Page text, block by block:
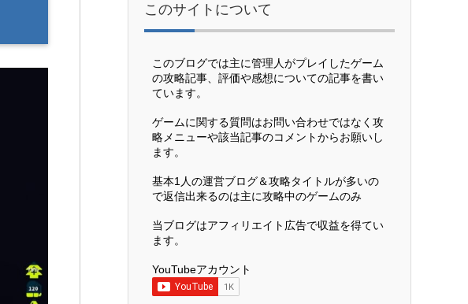
このサイトについて
このブログでは主に管理人がプレイしたゲーム
の攻略記事、評価や感想についての記事を書い
ています。
ゲームに関する質問はお問い合わせではなく攻
略メニューや該当記事のコメントからお願いし
ます。
基本1人の運営ブログ＆攻略タイトルが多いの
で返信出来るのは主に攻略中のゲームのみ
当ブログはアフィリエイト広告で収益を得てい
ます。
YouTubeアカウント